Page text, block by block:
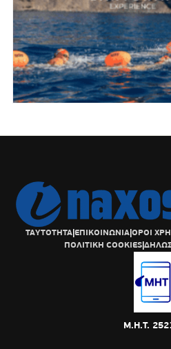
ΤΑΥΤΟΤΗΤΑ|ΕΠΙΚΟΙΝΩΝΙΑ|ΟΡΟΙ
ΠΟΛΙΤΙΚΗ COOKIES|
Μ.Η.Τ.